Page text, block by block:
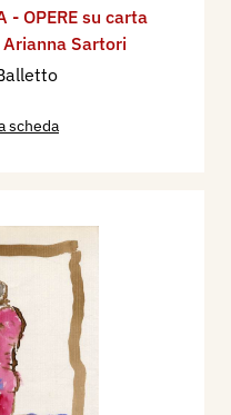
- OPERE su carta
Arianna Sartori
scheda